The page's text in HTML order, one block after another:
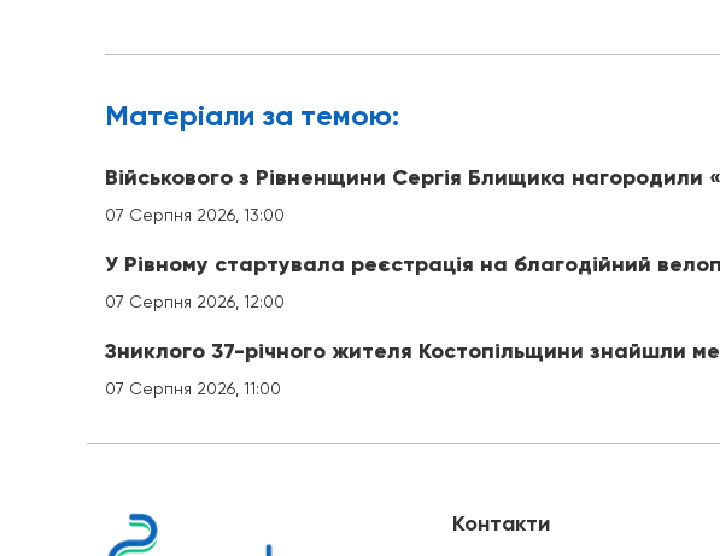
Матерiали за темою:
Військового з Рівненщини Сергія Блищика нагородили
07 Серпня 2026, 13:00
У Рівному стартувала реєстрація на благодійний
07 Серпня 2026, 12:00
Зниклого 37-річного жителя Костопільщини знайшли
07 Серпня 2026, 11:00
Контакти